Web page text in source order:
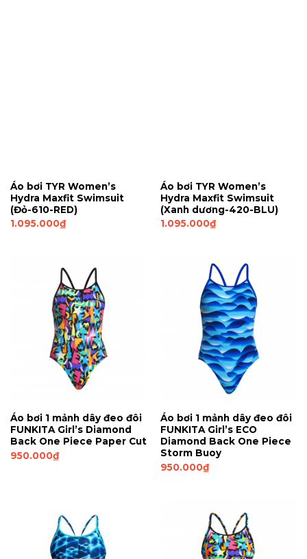
Áo bơi TYR Women’s
Hydra Maxfit Swimsuit
(Đỏ-610-RED)
1.095.000₫
Áo bơi TYR Women’s
Hydra Maxfit Swimsuit
(Xanh dương-420-BLU)
1.095.000₫
Áo bơi 1 mảnh dây đeo đôi
FUNKITA Girl’s Diamond
Back One Piece Paper Cut
950.000₫
Áo bơi 1 mảnh dây đeo đôi
FUNKITA Girl’s ECO
Diamond Back One Piece
Storm Buoy
950.000₫